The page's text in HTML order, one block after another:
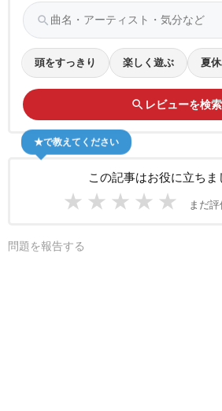
search
頭をすっきり 楽しく遊ぶ 夏
search レビューを検索
この記事はお役に立ちま
★ ★ ★ ★ ★ まだ
★で教えてください
問題を報告する